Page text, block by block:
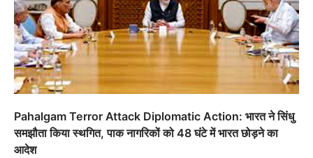
Pahalgam Terror Attack Diplomatic Action: भारत ने सिंधु
समझौता किया स्थगित, पाक नागरिकों को 48 घंटे में भारत छोड़ने का
आदेश